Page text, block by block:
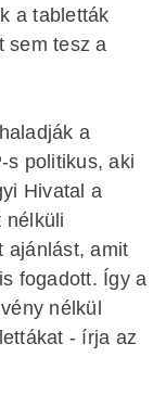
a tabletták
sem tesz a
a
s politikus, aki
Hivatal a
nélküli
ajánlást, amit
fogadott. Így a
nélkül
- írja az